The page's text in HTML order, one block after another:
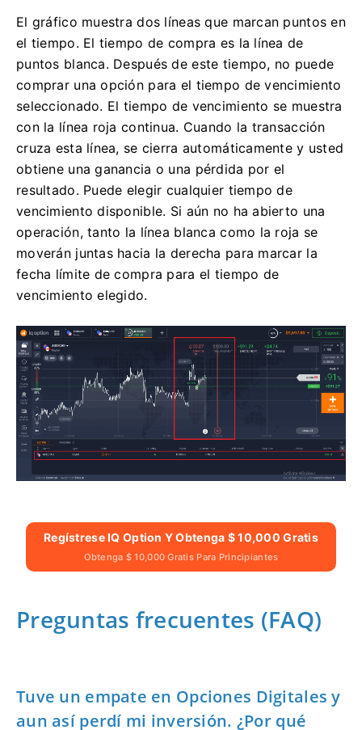
El gráfico muestra dos líneas que marcan puntos en
el tiempo. El tiempo de compra es la línea de
puntos blanca. Después de este tiempo, no puede
comprar una opción para el tiempo de vencimiento
seleccionado. El tiempo de vencimiento se muestra
con la línea roja continua. Cuando la transacción
cruza esta línea, se cierra automáticamente y usted
obtiene una ganancia o una pérdida por el
resultado. Puede elegir cualquier tiempo de
vencimiento disponible. Si aún no ha abierto una
operación, tanto la línea blanca como la roja se
moverán juntas hacia la derecha para marcar la
fecha límite de compra para el tiempo de
vencimiento elegido.
Regístrese IQ Option Y Obtenga $ 10,000 Gratis
Obtenga $ 10,000 Gratis Para Principiantes
Preguntas frecuentes (FAQ)
Tuve un empate en Opciones Digitales y
aun así perdí mi inversión. ¿Por qué